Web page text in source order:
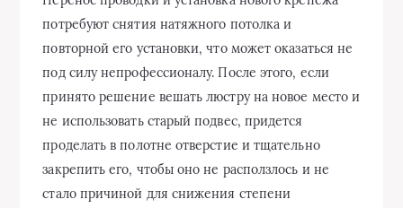
потребуют снятия натяжного потолка и
повторной его установки, что может оказаться не
под силу непрофессионалу. После этого, если
принято решение вешать люстру на новое место и
не использовать старый подвес, придется
проделать в полотне отверстие и тщательно
закрепить его, чтобы оно не расползлось и не
стало причиной для снижения степени